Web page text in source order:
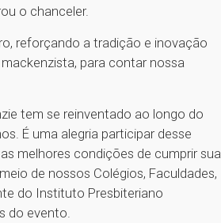
o chanceler.
reforçando a tradição e inovação
para contar nossa
tem se reinventado ao longo do
É uma alegria participar desse
melhores condições de cumprir sua
de nossos Colégios, Faculdades,
do Instituto Presbiteriano
do evento.